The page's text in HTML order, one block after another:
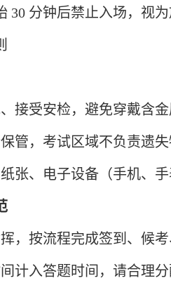
30 分钟后禁止入场，视为
接受安检，避免穿戴含
管，考试区域不负责遗失
张、电子设备（手机、
，按流程完成签到、候考
计入答题时间，请合理分